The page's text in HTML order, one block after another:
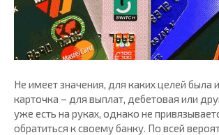
Не имеет значения, для каких целей была
карточка – для выплат, дебетовая или
уже есть на руках, однако не
обратиться к своему банку. По всей